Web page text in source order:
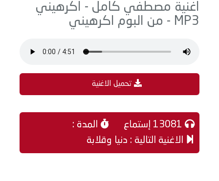
اغنية مصطفي كامل - اكرهيني
MP3 - من البوم اكرهيني
تحميل الاغنية
المدة :
الاغنية التالية : دنيا وقلابة